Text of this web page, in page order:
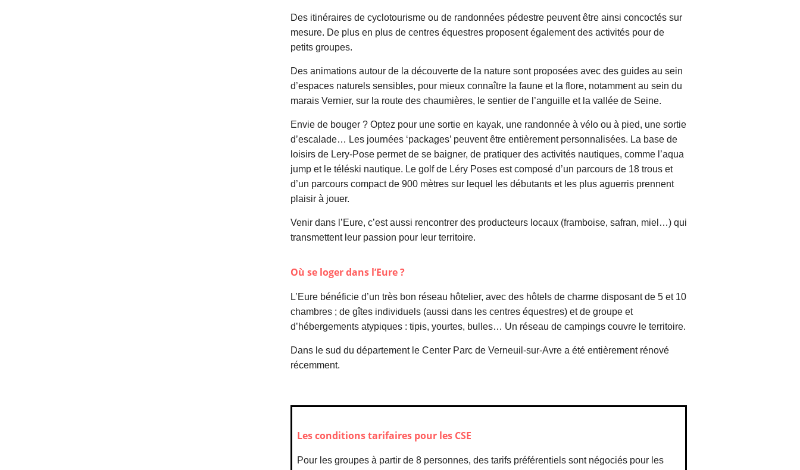
Des itinéraires de cyclotourisme ou de randonnées pédestre peuvent être ainsi concoctés sur
mesure. De plus en plus de centres équestres proposent également des activités pour de
petits groupes.
Des animations autour de la découverte de la nature sont proposées avec des guides au sein
d’espaces naturels sensibles, pour mieux connaître la faune et la flore, notamment au sein du
marais Vernier, sur la route des chaumières, le sentier de l’anguille et la vallée de Seine.
Envie de bouger ? Optez pour une sortie en kayak, une randonnée à vélo ou à pied, une sortie
d’escalade… Les journées ‘packages’ peuvent être entièrement personnalisées. La base de
loisirs de Lery-Pose permet de se baigner, de pratiquer des activités nautiques, comme l’aqua
jump et le téléski nautique. Le golf de Léry Poses est composé d’un parcours de 18 trous et
d’un parcours compact de 900 mètres sur lequel les débutants et les plus aguerris prennent
plaisir à jouer.
Venir dans l’Eure, c’est aussi rencontrer des producteurs locaux (framboise, safran, miel…) qui
transmettent leur passion pour leur territoire.
Où se loger dans l’Eure ?
L’Eure bénéficie d’un très bon réseau hôtelier, avec des hôtels de charme disposant de 5 et 10
chambres ; de gîtes individuels (aussi dans les centres équestres) et de groupe et
d’hébergements atypiques : tipis, yourtes, bulles… Un réseau de campings couvre le territoire.
Dans le sud du département le Center Parc de Verneuil-sur-Avre a été entièrement rénové
récemment.
Les conditions tarifaires pour les CSE
Pour les groupes à partir de 8 personnes, des tarifs préférentiels sont négociés pour les